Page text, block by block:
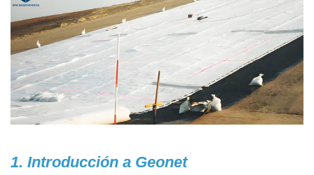
1. Introducción a Geonet